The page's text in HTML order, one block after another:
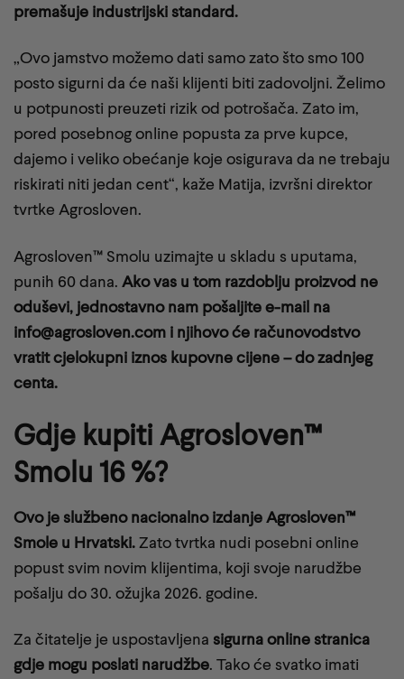
premašuje industrijski standard.
„Ovo jamstvo možemo dati samo zato što smo 100
posto sigurni da će naši klijenti biti zadovoljni. Želimo
u potpunosti preuzeti rizik od potrošača. Zato im,
pored posebnog online popusta za prve kupce,
dajemo i veliko obećanje koje osigurava da ne trebaju
riskirati niti jedan cent“, kaže Matija, izvršni direktor
tvrtke Agrosloven.
Agrosloven™ Smolu uzimajte u skladu s uputama,
punih 60 dana. Ako vas u tom razdoblju proizvod ne
oduševi, jednostavno nam pošaljite e-mail na
info@agrosloven.com i njihovo će računovodstvo
vratit cjelokupni iznos kupovne cijene – do zadnjeg
centa.
Gdje kupiti Agrosloven™
Smolu 16 %?
Ovo je službeno nacionalno izdanje Agrosloven™
Smole u Hrvatski.Zato tvrtka nudi posebni online
popust svim novim klijentima, koji svoje narudžbe
pošalju do 30. ožujka 2026. godine.
Za čitatelje je uspostavljena sigurna online stranica
gdje mogu poslati narudžbe. Tako će svatko imati